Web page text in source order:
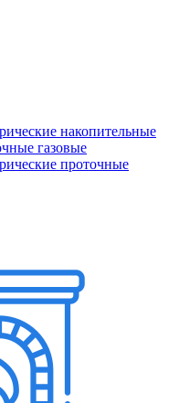
накопительные
газовые
проточные